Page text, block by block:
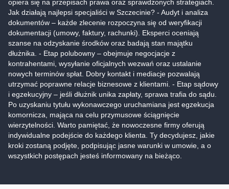
opiera się na przepisach prawa oraz sprawdzonych strategiach.
Jak działają najlepsi specjaliści w Szczecinie? - Audyt i analiza
dokumentów – każde zlecenie rozpoczyna się od weryfikacji
dokumentacji (umowy, faktury, rachunki). Eksperci oceniają
szanse na odzyskanie środków oraz badają stan majątku
dłużnika. - Etap polubowny – obejmuje negocjacje z
kontrahentami, wysyłanie oficjalnych wezwań oraz ustalanie
nowych terminów spłat. Dobry kontakt i mediacje pozwalają
utrzymać poprawne relacje biznesowe z klientami. - Etap sądowy
i egzekucyjny – jeśli dłużnik unika zapłaty, sprawa trafia do sądu.
Po uzyskaniu tytułu wykonawczego uruchamiana jest egzekucja
komornicza, mająca na celu przymusowe ściągnięcie
wierzytelności. Warto pamiętać, że nowoczesne firmy oferują
indywidualne podejście do każdego klienta. Ty decydujesz, jakie
kroki zostaną podjęte, podpisując jasne warunki w umowie, a o
wszystkich postępach jesteś informowany na bieżąco.